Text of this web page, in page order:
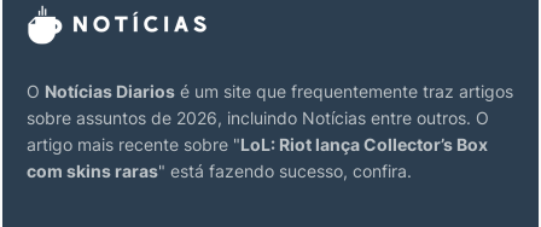
O Notícias Diarios é um site que frequentemente traz artigos
sobre assuntos de 2026, incluindo Notícias entre outros. O
artigo mais recente sobre "LoL: Riot lança Collector’s Box
com skins raras" está fazendo sucesso, confira.